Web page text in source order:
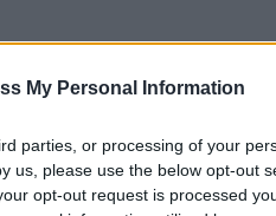
My Personal Information
parties, or processing of your
us, please use the below opt-out
opt-out request is processed
Bedeutende